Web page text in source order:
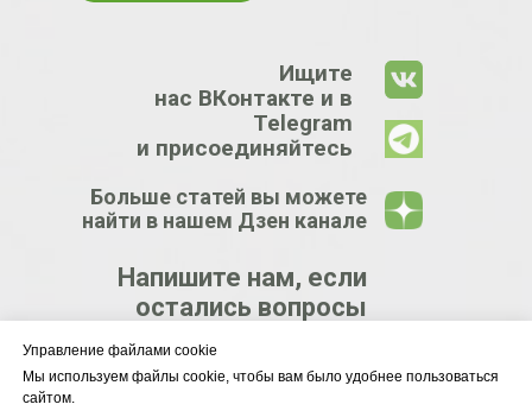
Управление файлами cookie
Мы используем файлы cookie, чтобы вам было удобнее пользоваться
сайтом.
Напишите нам, если
остались вопросы
Ищите
нас ВКонтакте и в
Telegram
и присоединяйтесь
КРУПНЕЙШИЙ
Больше статей вы можете
найти в нашем Дзен канале